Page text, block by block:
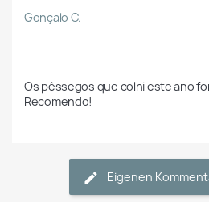
Gonçalo C.
Os pêssegos que colhi este ano
Recomendo!
Eigenen